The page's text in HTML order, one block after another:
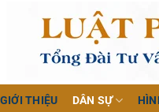
GIỚI THIỆU DÂN SỰ